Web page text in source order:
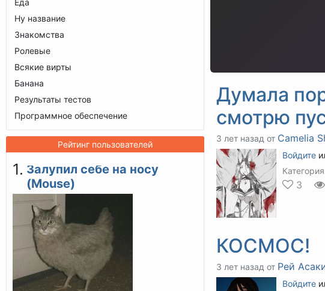
Еда
Ну название
Знакомства
Ролевые
Всякие вирты
Банана
Результаты тестов
Программное обеспечение
Рейтинг пользователей
Залупил себе на носу
(Mouse)
Думала
смотрю
3 лет назад от Camelia
Войдите
3
КОСМОС!
3 лет назад от Рей
Войдите